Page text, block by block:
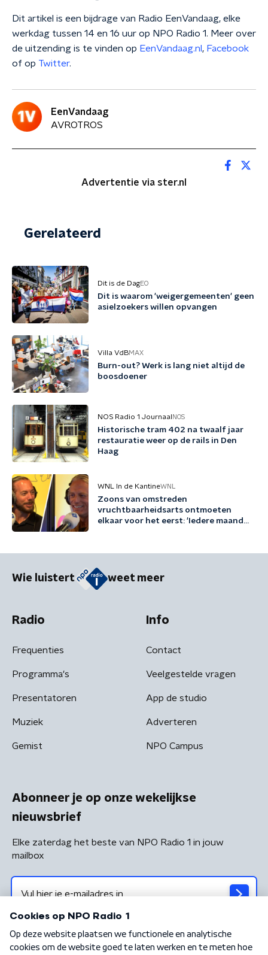
Dit artikel is een bijdrage van Radio EenVandaag, elke
werkdag tussen 14 en 16 uur op NPO Radio 1. Meer over
de uitzending is te vinden op EenVandaag.nl , Facebook
of op Twitter.
EenVandaag
AVROTROS
Advertentie via ster.nl
Gerelateerd
Dit is de DagEO
Dit is waarom 'weigergemeenten' geen
asielzoekers willen opvangen
Villa VdBMAX
Burn-out? Werk is lang niet altijd de
boosdoener
NOS Radio 1 Journaal NOS
Historische tram 402 na twaalf jaar
restauratie weer op de rails in Den
Haag
WNL In de KantineWNL
Zoons van omstreden
vruchtbaarheidsarts ontmoeten
elkaar voor het eerst: 'Iedere maand
Wie luistert weet meer
Radio
Frequenties
Programma's
Presentatoren
Muziek
Gemist
Info
Contact
Veelgestelde vragen
App de studio
Adverteren
NPO Campus
Abonneer je op onze wekelijkse
nieuwsbrief
Elke zaterdag het beste van NPO Radio 1 in jouw
mailbox